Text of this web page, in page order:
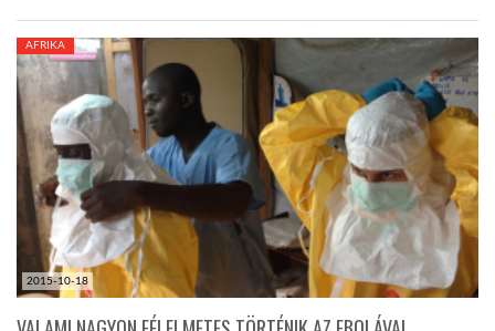
2015-10-18
AFRIKA